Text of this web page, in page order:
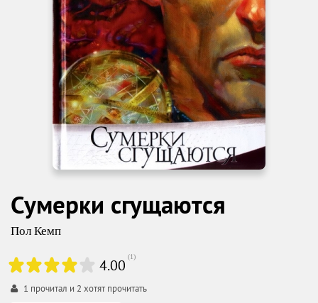
Сумерки сгущаются
Пол Кемп
4.00 (1)
1 прочитал и 2 хотят прочитать